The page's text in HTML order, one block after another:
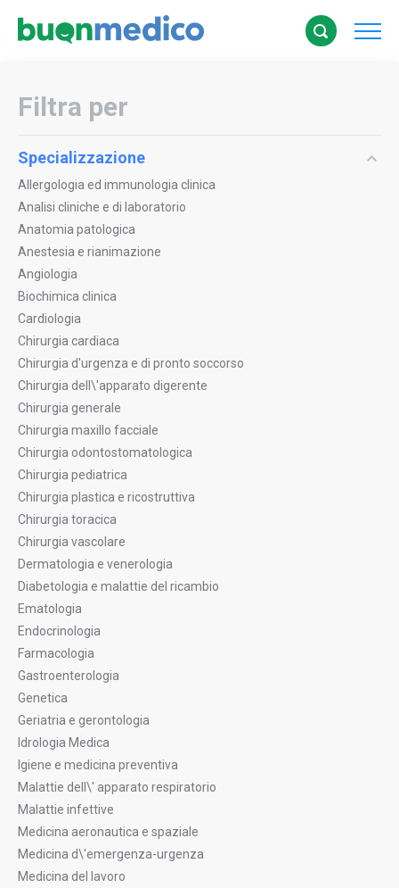
Filtra per
Specializzazione
Allergologia ed immunologia clinica
Analisi cliniche e di laboratorio
Anatomia patologica
Anestesia e rianimazione
Angiologia
Biochimica clinica
Cardiologia
Chirurgia cardiaca
Chirurgia d'urgenza e di pronto soccorso
Chirurgia dell\'apparato digerente
Chirurgia generale
Chirurgia maxillo facciale
Chirurgia odontostomatologica
Chirurgia pediatrica
Chirurgia plastica e ricostruttiva
Chirurgia toracica
Chirurgia vascolare
Dermatologia e venerologia
Diabetologia e malattie del ricambio
Ematologia
Endocrinologia
Farmacologia
Gastroenterologia
Genetica
Geriatria e gerontologia
Idrologia Medica
Igiene e medicina preventiva
Malattie dell\' apparato respiratorio
Malattie infettive
Medicina aeronautica e spaziale
Medicina d\'emergenza-urgenza
Medicina del lavoro